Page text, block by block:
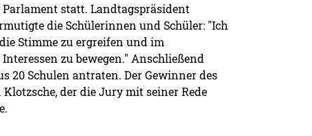
Parlament statt. Landtagspräsident
die Schülerinnen und Schüler: "Ich
Stimme zu ergreifen und im
zu bewegen." Anschließend
20 Schulen antraten. Der Gewinner des
der die Jury mit seiner Rede